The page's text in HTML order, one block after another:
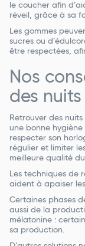
le coucher afin
réveil, grâce à sa
Les gommes
sucres ou
être respectées,
Nos
des
Retrouver des
une bonne
respecter son
régulier et limiter
meilleure qualité
Les techniques de
aident à apaiser
Certaines phases
aussi de la
mélatonine :
sa production.